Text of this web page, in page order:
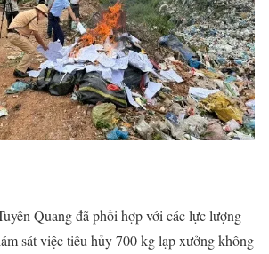
Quang đã phối hợp với các lực lượng
sát việc tiêu hủy 700 kg lạp xưởng không